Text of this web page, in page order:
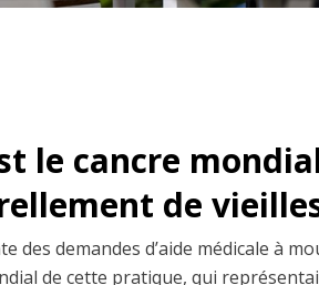
le cancre
de
des demandes d’aide médicale à
de cette pratique, qui